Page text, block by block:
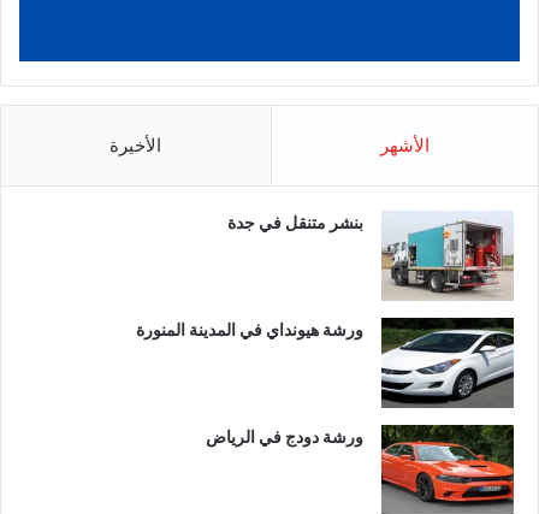
الأشهر الأخيرة
بنشر متنقل في جدة
ورشة هيونداي في المدينة المنورة
ورشة دودج في الرياض